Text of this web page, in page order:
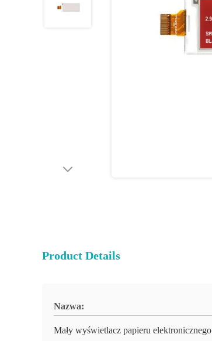
Product Details
Nazwa:
Mały wyświetlacz papieru elektronicznego